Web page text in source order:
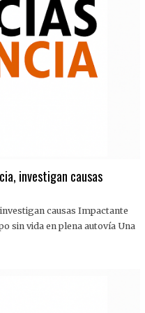
investigan causas
causas Impactante
sin vida en plena autovía Una